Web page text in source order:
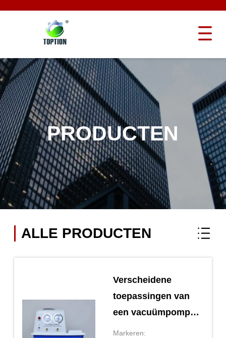
PRODUCTEN
ALLE PRODUCTEN
Verscheidene
toepassingen van
een vacuümpomp
met circulerende
Markeren: